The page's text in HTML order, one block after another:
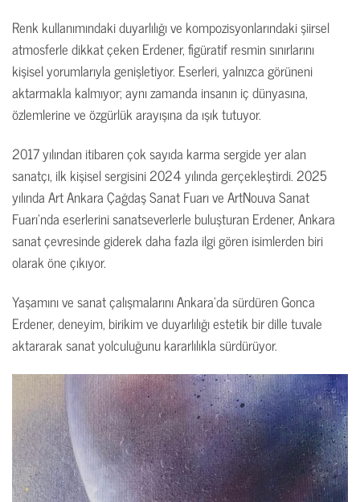
Renk kullanımındaki duyarlılığı ve kompozisyonlarındaki şiirsel
atmosferle dikkat çeken Erdener, figüratif resmin sınırlarını
kişisel yorumlarıyla genişletiyor. Eserleri, yalnızca görüneni
aktarmakla kalmıyor; aynı zamanda insanın iç dünyasına,
özlemlerine ve özgürlük arayışına da ışık tutuyor.
2017 yılından itibaren çok sayıda karma sergide yer alan
sanatçı, ilk kişisel sergisini 2024 yılında gerçekleştirdi. 2025
yılında Art Ankara Çağdaş Sanat Fuarı ve ArtNouva Sanat
Fuarı’nda eserlerini sanatseverlerle buluşturan Erdener, Ankara
sanat çevresinde giderek daha fazla ilgi gören isimlerden biri
olarak öne çıkıyor.
Yaşamını ve sanat çalışmalarını Ankara’da sürdüren Gonca
Erdener, deneyim, birikim ve duyarlılığı estetik bir dille tuvale
aktararak sanat yolculuğunu kararlılıkla sürdürüyor.